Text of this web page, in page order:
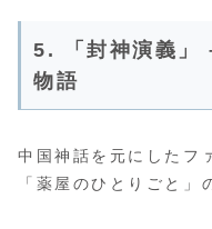
5. 「封神演義」
物語
中国神話を元にしたフ
「薬屋のひとりごと」